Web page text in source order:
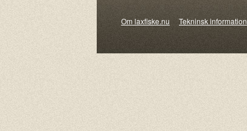
Om laxfiske.nu Tekninsk information